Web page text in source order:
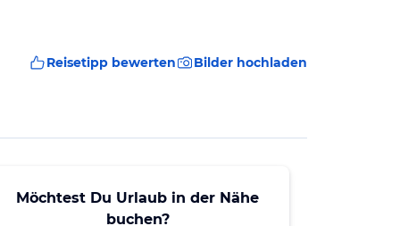
Reisetipp bewerten Bilder hochladen
Möchtest Du Urlaub in der Nähe
buchen?